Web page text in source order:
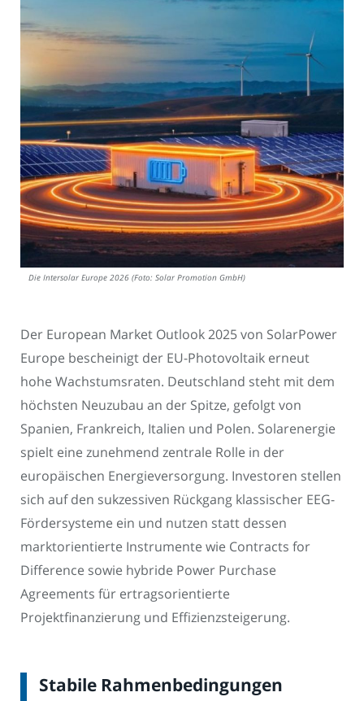
Die Intersolar Europe 2026 (Foto: Solar Promotion GmbH)
Der European Market Outlook 2025 von SolarPower
Europe bescheinigt der EU-Photovoltaik erneut
hohe Wachstumsraten. Deutschland steht mit dem
höchsten Neuzubau an der Spitze, gefolgt von
Spanien, Frankreich, Italien und Polen. Solarenergie
spielt eine zunehmend zentrale Rolle in der
europäischen Energieversorgung. Investoren stellen
sich auf den sukzessiven Rückgang klassischer EEG-
Fördersysteme ein und nutzen statt dessen
marktorientierte Instrumente wie Contracts for
Difference sowie hybride Power Purchase
Agreements für ertragsorientierte
Projektfinanzierung und Effizienzsteigerung.
Stabile Rahmenbedingungen